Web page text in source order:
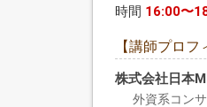
時間 16:00〜
【講師プロフ
株式会社日本
外資系コン